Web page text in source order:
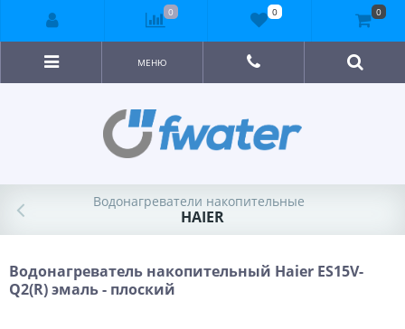
МЕНЮ
Водонагреватели накопительные
HAIER
Водонагреватель накопительный Haier ES15V-
Q2(R) эмаль - плоский
0 0 0